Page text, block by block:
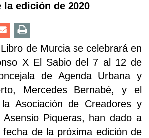
la edición de 2020
de Murcia se celebrará en
X El Sabio del 7 al 12 de
de Agenda Urbana y
Mercedes Bernabé, y el
Asociación de Creadores y
Asensio Piqueras, han dado a
de la próxima edición de